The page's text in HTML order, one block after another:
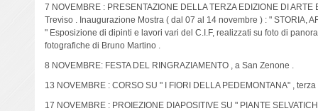
7 NOVEMBRE : PRESENTAZIONE DELLA TERZA EDIZIONE DI
Treviso . Inaugurazione Mostra ( dal 07 al 14 novembre ) : " STORIA,
" Esposizione di dipinti e lavori vari del C.I.F, realizzati su foto di
fotografiche di Bruno Martino .
8 NOVEMBRE: FESTA DEL RINGRAZIAMENTO , a San Zenone .
13 NOVEMBRE : CORSO SU " I FIORI DELLA PEDEMONTANA" ,
17 NOVEMBRE : PROIEZIONE DIAPOSITIVE SU " PIANTE